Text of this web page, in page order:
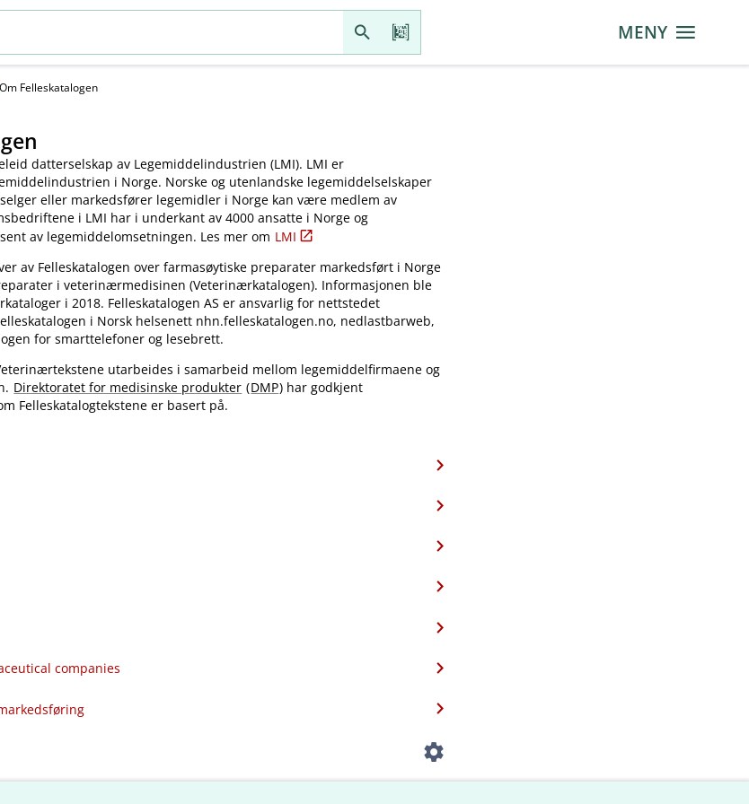
MENY
Om Felleskatalogen
datterselskap av Legemiddelindustrien (LMI). LMI er
i Norge. Norske og utenlandske legemiddelselskaper
eller markedsfører legemidler i Norge kan være medlem av
i LMI har i underkant av 4000 ansatte i Norge og
av legemiddelomsetningen. Les mer om LMI
av Felleskatalogen over farmasøytiske preparater markedsført i Norge
i veterinærmedisinen (Veterinærkatalogen). Informasjonen ble
i 2018. Felleskatalogen AS er ansvarlig for nettstedet
i Norsk helsenett nhn.felleskatalogen.no, nedlastbarweb,
for smarttelefoner og lesebrett.
utarbeides i samarbeid mellom legemiddelfirmaene og
Direktoratet for medisinske produkter (DMP) har godkjent
Felleskatalogtekstene er basert på.
companies